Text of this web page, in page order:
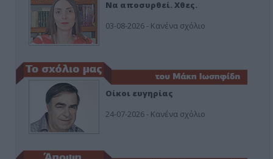
Να αποσυρθεί. Χθες.
03-08-2026 - Κανένα σχόλιο
Οίκοι ευγηρίας
24-07-2026 - Κανένα σχόλιο